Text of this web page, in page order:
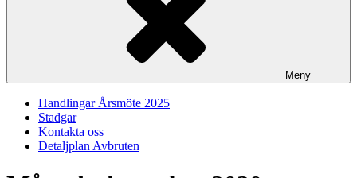
Meny
Handlingar Årsmöte 2025
Stadgar
Kontakta oss
Detaljplan Avbruten